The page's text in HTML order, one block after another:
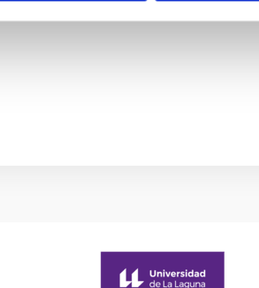
study aims to fill this gap by